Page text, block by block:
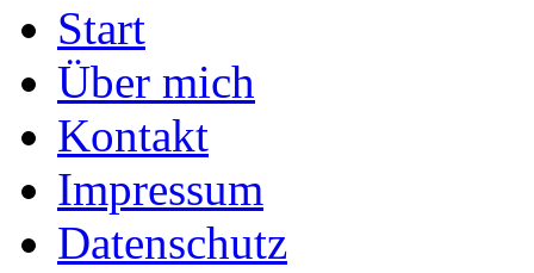
Start
Über mich
Kontakt
Impressum
Datenschutz